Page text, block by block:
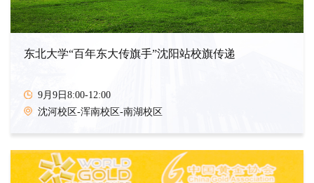
东北大学“百年东大传旗手”沈阳站校旗传递
9月9日8:00-12:00
沈河校区-浑南校区-南湖校区